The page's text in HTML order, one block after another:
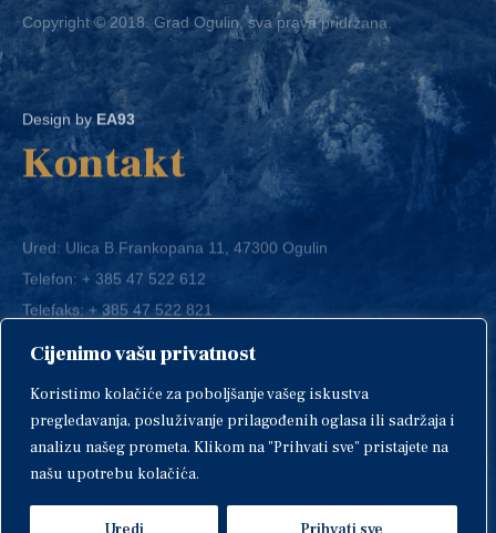
Cijenimo vašu privatnost
Koristimo kolačiće za poboljšanje vašeg iskustva
pregledavanja, posluživanje prilagođenih oglasa ili sadržaja i
analizu našeg prometa. Klikom na "Prihvati sve" pristajete na
našu upotrebu kolačića.
Design by EA93
Kontakt
Ured: Ulica B.Frankopana 11, 47300 Ogulin
Telefon:+ 385 47 522 612
Telefaks: + 385 47 522 821
E-mail:grad-ogulin@ogulin.hr
IBAN: HR1424020061829700009